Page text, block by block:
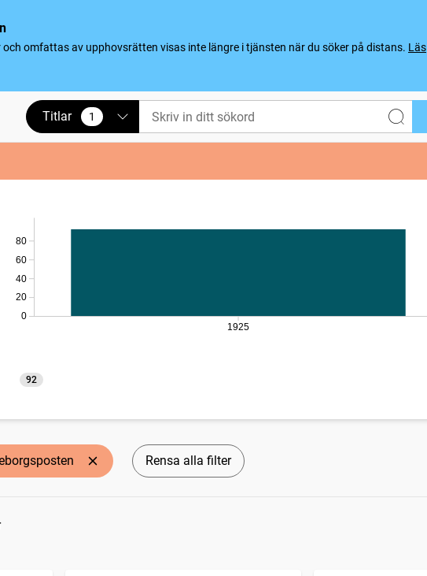
omfattas av upphovsrätten visas inte längre i tjänsten när du söker på distans. Läs
Titlar 1
vald
0
20
40
60
80
1925
92
Rensa alla filter